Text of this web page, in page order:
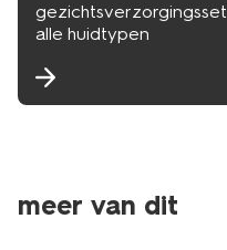
gezichtsverzorgingsset
alle huidtypen
meer van dit
vegan